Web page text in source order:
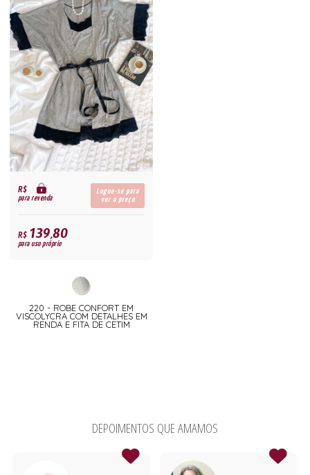
R$
para revenda
Logue-se para
ver o preço
R$139,80
para uso próprio
220 - ROBE CONFORT EM
VISCOLYCRA COM DETALHES EM
RENDA E FITA DE CETIM
DEPOIMENTOS QUE AMAMOS